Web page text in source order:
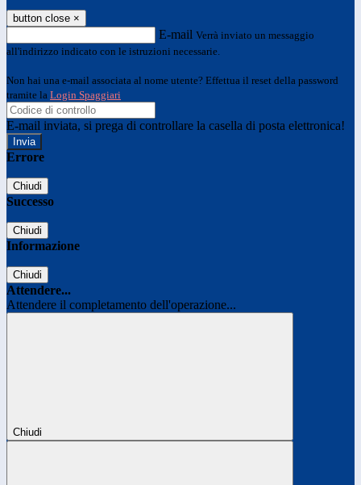
button close ×
E-mail Verrà inviato un messaggio
all'indirizzo indicato con le istruzioni necessarie.
Non hai una e-mail associata al nome utente? Effettua il reset della password
tramite la Login Spaggiari
E-mail inviata, si prega di controllare la casella di posta elettronica!
Errore
Chiudi
Successo
Chiudi
Informazione
Chiudi
Attendere...
Attendere il completamento dell'operazione...
Chiudi